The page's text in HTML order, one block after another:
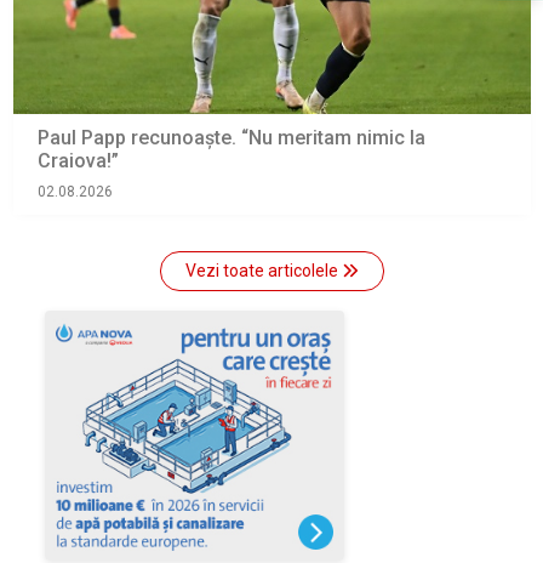
Paul Papp recunoaşte. “Nu meritam nimic la
Craiova!”
02.08.2026
Vezi toate articolele